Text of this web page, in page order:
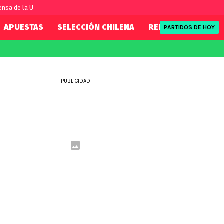
de la U
APUESTAS SELECCIÓN CHILENA REDSPORT
PARTIDOS DE HOY
PUBLICIDAD